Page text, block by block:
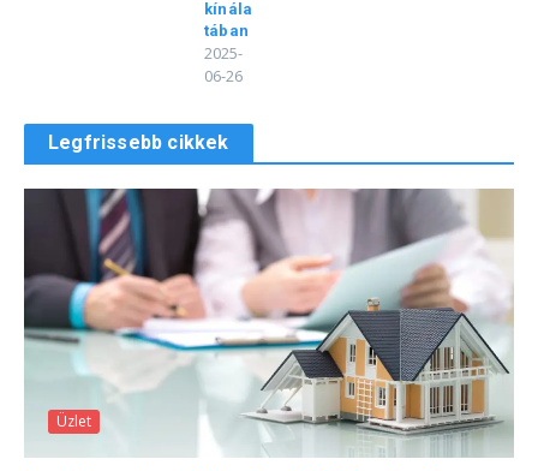
kínála
tában
2025-
06-26
Legfrissebb cikkek
Üzlet